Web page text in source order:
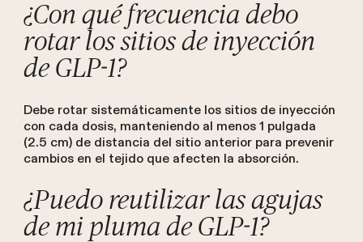
¿Con qué frecuencia debo
rotar los sitios de inyección
de GLP-1?
Debe rotar sistemáticamente los sitios de inyección
con cada dosis, manteniendo al menos 1 pulgada
(2.5 cm) de distancia del sitio anterior para prevenir
cambios en el tejido que afecten la absorción.
¿Puedo reutilizar las agujas
de mi pluma de GLP-1?